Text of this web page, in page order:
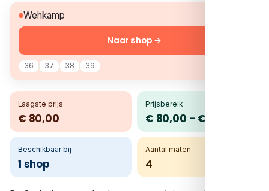
Wehkamp
36 37 38 39
Naar shop →
Laagste prijs
€ 80,00
Prijsbereik
€ 80,00 – € 80,00
Beschikbaar bij
1 shop
Aantal maten
4